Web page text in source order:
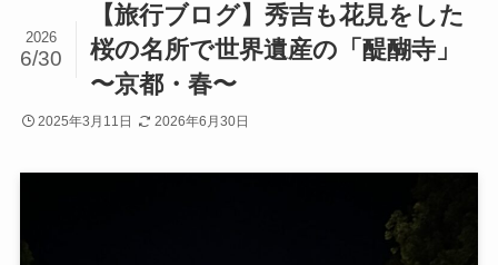
【旅行ブログ】秀吉も花見をした
桜の名所で世界遺産の「醍醐寺」
〜京都・春〜
2026
6/30
2025年3月11日 2026年6月30日